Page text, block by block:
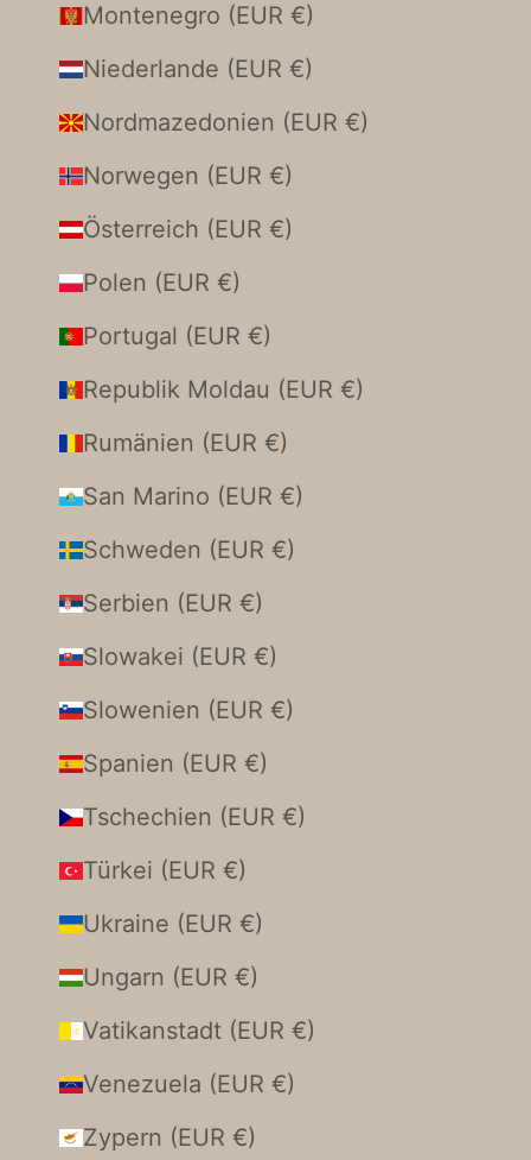
Montenegro (EUR €)
Niederlande (EUR €)
Nordmazedonien (EUR €)
Norwegen (EUR €)
Österreich (EUR €)
Polen (EUR €)
Portugal (EUR €)
Republik Moldau (EUR €)
Rumänien (EUR €)
San Marino (EUR €)
Schweden (EUR €)
Serbien (EUR €)
Slowakei (EUR €)
Slowenien (EUR €)
Spanien (EUR €)
Tschechien (EUR €)
Türkei (EUR €)
Ukraine (EUR €)
Ungarn (EUR €)
Vatikanstadt (EUR €)
Venezuela (EUR €)
Zypern (EUR €)